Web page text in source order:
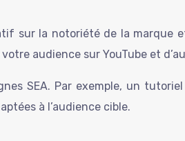
sur la notoriété de la marque
audience sur YouTube et
SEA. Par exemple, un
à l’audience cible.